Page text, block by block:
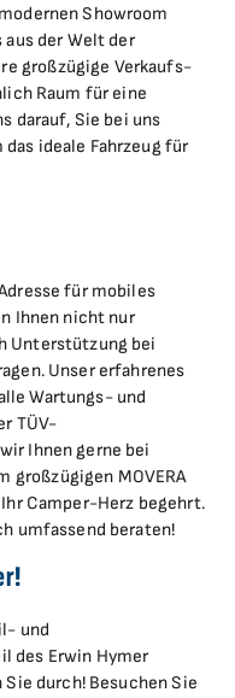
Showroom
der Welt der
großzügige Verkaufs-
Raum für eine
darauf, Sie bei uns
ideale Fahrzeug für
für mobiles
Ihnen nicht nur
Unterstützung bei
Unser erfahrenes
Wartungs- und
TÜV-
Ihnen gerne bei
großzügigen MOVERA
Camper-Herz begehrt.
umfassend beraten!
und
des Erwin Hymer
durch! Besuchen Sie